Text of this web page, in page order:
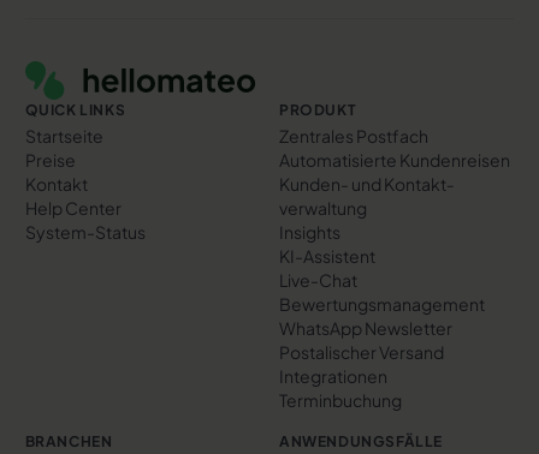
QUICK LINKS
Startseite
Preise
Kontakt
Help Center
System-Status
PRODUKT
Zentrales Postfach
Automatisierte Kundenreisen
Kunden- und Kontakt­
verwaltung
Insights
KI-Assistent
Live-Chat
Bewertungs­management
WhatsApp Newsletter
Postalischer Versand
Integrationen
Terminbuchung
BRANCHEN ANWENDUNGSFÄLLE